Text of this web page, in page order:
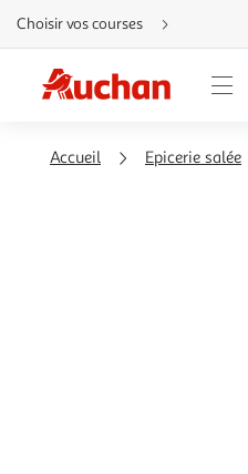
Aller
directement
au
Aller
directement
à
Aller
directement
Choisir vos courses
Accueil Epicerie salée